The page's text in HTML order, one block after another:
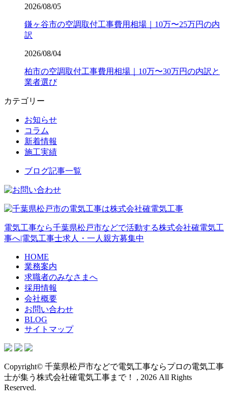
2026/08/05
鎌ヶ谷市の空調取付工事費用相場｜10万〜25万円の内
訳
2026/08/04
柏市の空調取付工事費用相場｜10万〜30万円の内訳と
業者選び
カテゴリー
お知らせ
コラム
新着情報
施工実績
ブログ記事一覧
電気工事なら千葉県松戸市などで活動する株式会社確電気工
事へ|電気工事士求人・一人親方募集中
HOME
業務案内
求職者のみなさまへ
採用情報
会社概要
お問い合わせ
BLOG
サイトマップ
Copyright© 千葉県松戸市などで電気工事ならプロの電気工事
士が集う株式会社確電気工事まで！ , 2026 All Rights
Reserved.